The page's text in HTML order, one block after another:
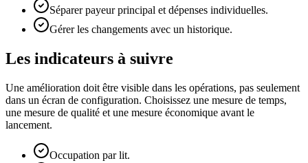
Séparer payeur principal et dépenses individuelles.
Gérer les changements avec un historique.
Les indicateurs à suivre
Une amélioration doit être visible dans les opérations, pas seulement
dans un écran de configuration. Choisissez une mesure de temps,
une mesure de qualité et une mesure économique avant le
lancement.
Occupation par lit.